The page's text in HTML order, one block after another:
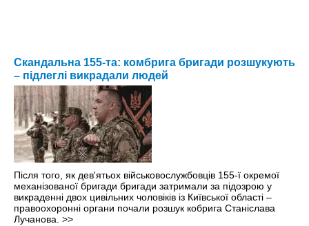
Скандальна 155-та: комбрига бригади розшукують
– підлеглі викрадали людей
Після того, як дев'ятьох військовослужбовців 155-ї окремої
механізованої бригади бригади затримали за підозрою у
викраденні двох цивільних чоловіків із Київської області –
правоохоронні органи почали розшук кобрига Станіслава
Лучанова. >>